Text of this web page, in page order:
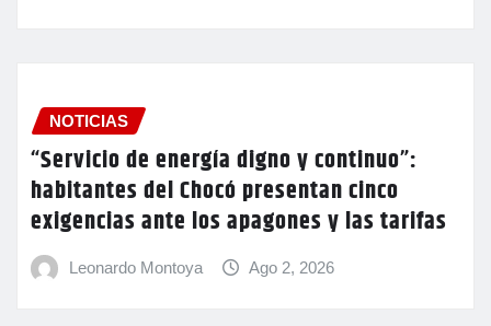
NOTICIAS
“Servicio de energía digno y continuo”:
habitantes del Chocó presentan cinco
exigencias ante los apagones y las tarifas
Leonardo Montoya Ago 2, 2026